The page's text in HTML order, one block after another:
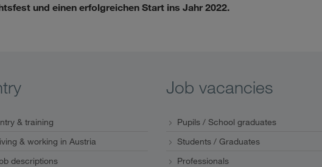
und einen erfolgreichen Start ins Jahr 2022.
& training
& working in Austria
descriptions
Job vacancies
Pupils / School graduates
Students / Graduates
Professionals